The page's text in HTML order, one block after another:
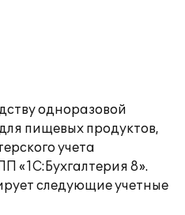
одноразовой
пищевых продуктов,
учета
«1С:Бухгалтерия 8».
следующие учетные